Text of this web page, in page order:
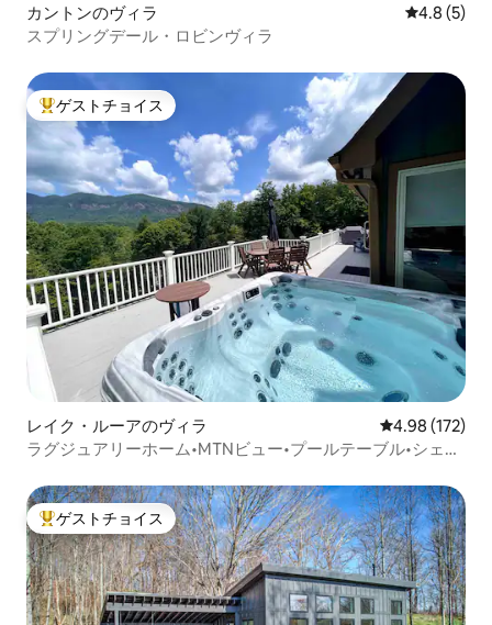
カントンのヴィラ レビュー5
4.8 (5)
スプリングデール・ロビンヴィラ
大好評のゲストチョイスです。
ゲストチョイス
レイク・ルーアのヴィラ レビュー172
4.98 (172)
ラグジュアリーホーム•MTNビュー•プールテーブル•シェフ
大好評のゲストチョイスです。
ゲストチョイス